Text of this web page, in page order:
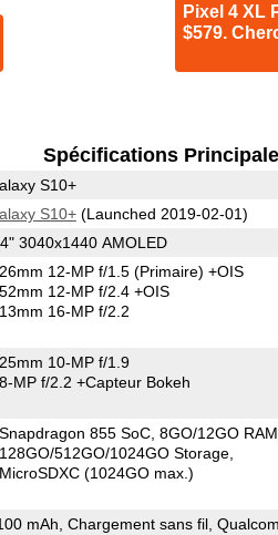
Pixel 4 XL
$579.
Spécifications
S10+
S10+(Launched 2019-02-01)
3040x1440 AMOLED
26mm 12-MP f/1.5(Primaire) +OIS
52mm 12-MP f/2.4 +OIS
13mm 16-MP f/2.2
25mm 10-MP f/1.9
8-MP f/2.2+Capteur Bokeh
Snapdragon 855 SoC 8GO/12GO RAM
128GO/512GO/1024GO Storage
MicroSDXC (1024GO max.)
mAh, Chargement sans fil,